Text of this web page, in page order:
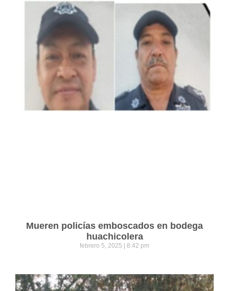
Mueren policías emboscados en bodega
huachicolera
febrero 5, 2025 8:42 pm